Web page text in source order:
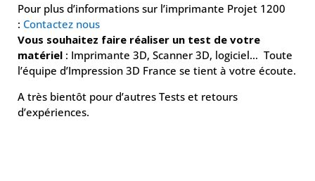
Pour plus d’informations sur l’imprimante Projet 1200
: Contactez nous
Vous souhaitez faire réaliser un test de votre
matériel : Imprimante 3D, Scanner 3D, logiciel… Toute
l’équipe d’Impression 3D France se tient à votre écoute.
A très bientôt pour d’autres Tests et retours
d’expériences.